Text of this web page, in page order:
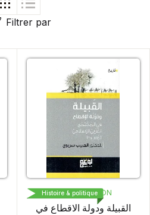
Filtrer par
LOGOS EDITION
القبيلة ودولة الاقطاع في
Histoire & politique